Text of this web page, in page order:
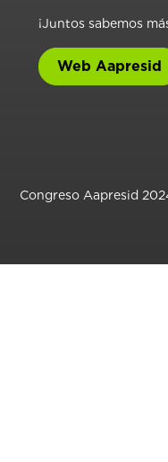
¡Juntos sabemos
Web Aapresid
Congreso Aapresid